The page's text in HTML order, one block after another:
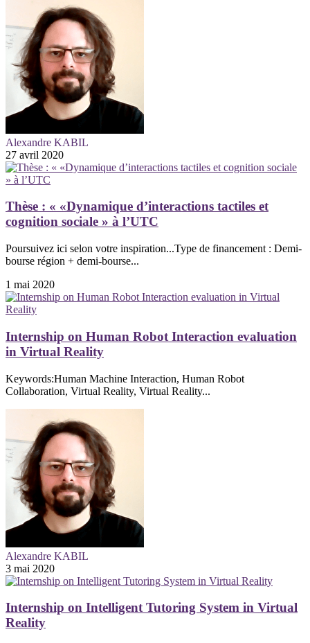
Alexandre KABIL
27 avril 2020
Thèse : « «Dynamique d’interactions tactiles et
cognition sociale » à l’UTC
Poursuivez ici selon votre inspiration...Type de financement : Demi-
bourse région + demi-bourse...
1 mai 2020
Internship on Human Robot Interaction evaluation
in Virtual Reality
Keywords:Human Machine Interaction, Human Robot
Collaboration, Virtual Reality, Virtual Reality...
Alexandre KABIL
3 mai 2020
Internship on Intelligent Tutoring System in Virtual
Reality